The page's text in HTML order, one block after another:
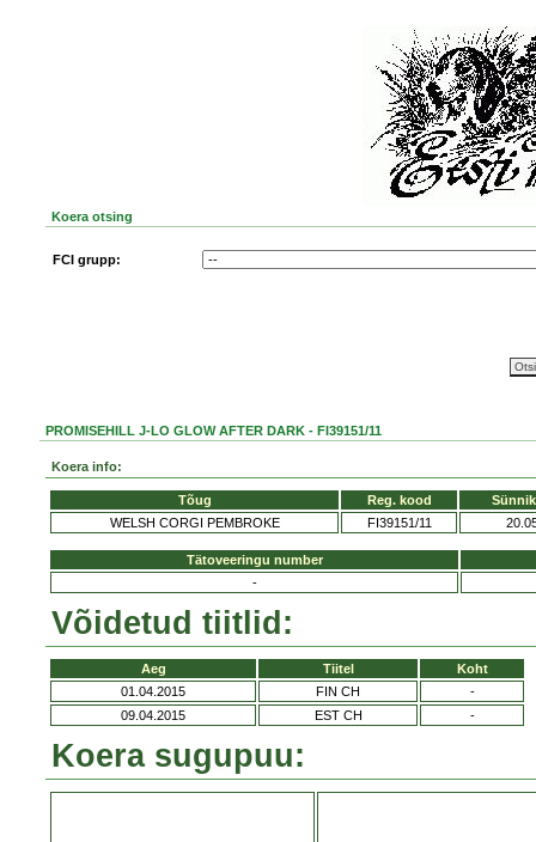
Koera otsing
FCI grupp:
PROMISEHILL J-LO GLOW AFTER DARK - FI39151/11
Koera info:
Tõug Reg. kood
WELSH CORGI PEMBROKE
FI39151/11
Tätoveeringu number
-
Võidetud tiitlid:
Aeg Tiitel
Koht
01.04.2015
FIN CH
-
09.04.2015
EST CH -
Koera sugupuu: